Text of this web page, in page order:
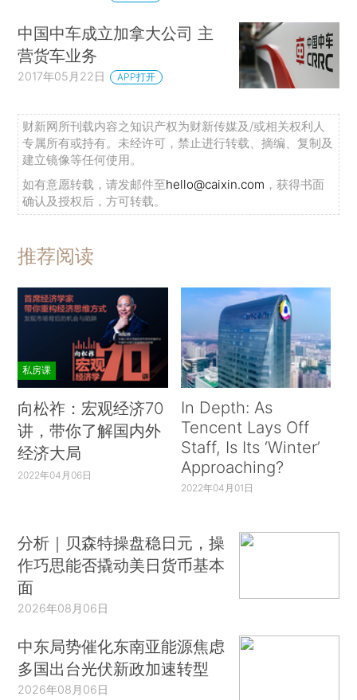
中国中车成立加拿大公司 主
营货车业务
2017年05月22日 APP打开
财新网所刊载内容之知识产权为财新传媒及/或相关权利人
专属所有或持有。未经许可，禁止进行转载、摘编、复制及
建立镜像等任何使用。
如有意愿转载，请发邮件至hello@caixin.com ，获得书面
确认及授权后，方可转载。
推荐阅读
私房课
向松祚：宏观经济70
讲，带你了解国内外
经济大局
2022年04月06日
In Depth: As
Tencent Lays Off
Staff, Is Its ‘Winter’
Approaching?
2022年04月01日
分析｜贝森特操盘稳日元，操
作巧思能否撬动美日货币基本
面
2026年08月06日
中东局势催化东南亚能源焦虑
多国出台光伏新政加速转型
2026年08月06日